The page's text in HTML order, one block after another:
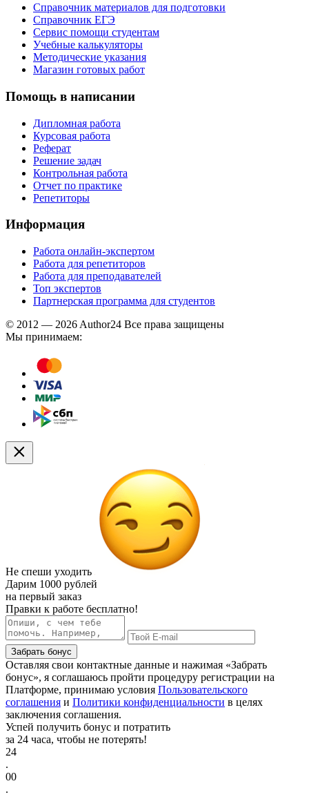
Справочник материалов для подготовки
Справочник ЕГЭ
Сервис помощи студентам
Учебные калькуляторы
Методические указания
Магазин готовых работ
Помощь в написании
Дипломная работа
Курсовая работа
Реферат
Решение задач
Контрольная работа
Отчет по практике
Репетиторы
Информация
Работа онлайн-экспертом
Работа для репетиторов
Работа для преподавателей
Топ экспертов
Партнерская программа для студентов
© 2012 — 2026 Author24 Все права защищены
Мы принимаем:
Не спеши уходить
Дарим 1000 рублей
на первый заказ
Правки к работе бесплатно!
Забрать бонус
Оставляя свои контактные данные и нажимая «Забрать
бонус», я соглашаюсь пройти процедуру регистрации на
Платформе, принимаю условия Пользовательского
соглашения и Политики конфиденциальности в целях
заключения соглашения.
Успей получить бонус и потратить
за 24 часа, чтобы не потерять!
24
.
00
.